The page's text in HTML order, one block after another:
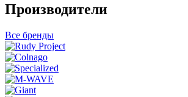
Производители
Все бренды